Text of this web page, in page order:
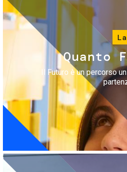
Quanto
Il Futuro è un percorso